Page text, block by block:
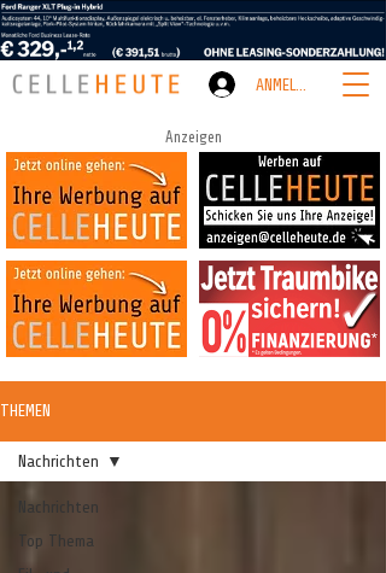
ANMELDEN
Anzeigen
THEMEN
Nachrichten
Top Thema
Nachrichten